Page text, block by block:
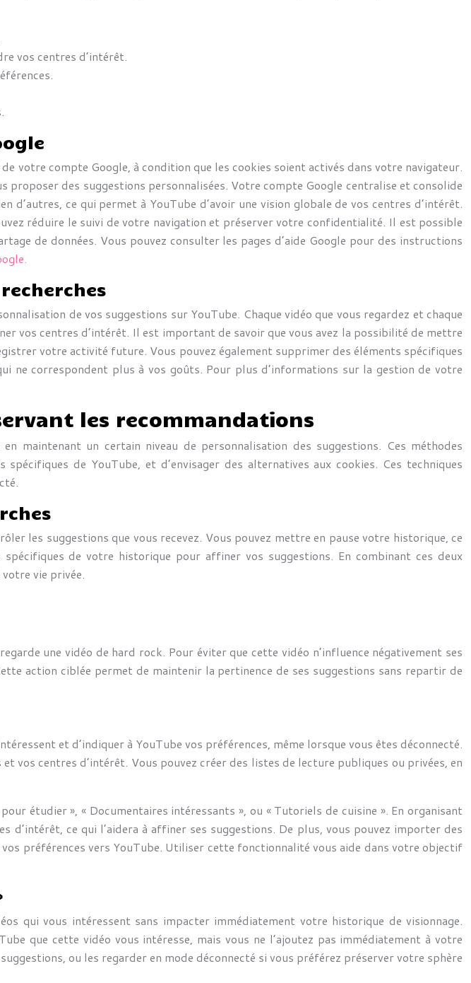
vos centres d’intérêt.
votre compte Google, à condition que les cookies soient activés dans votre navigateur.
proposer des suggestions personnalisées. Votre compte Google centralise et consolide
d’autres, ce qui permet à YouTube d’avoir une vision globale de vos centres d’intérêt.
réduire le suivi de votre navigation et préserver votre confidentialité. Il est possible
de données. Vous pouvez consulter les pages d’aide Google pour des instructions
de vos suggestions sur YouTube. Chaque vidéo que vous regardez et chaque
vos centres d’intérêt. Il est important de savoir que vous avez la possibilité de mettre
votre activité future. Vous pouvez également supprimer des éléments spécifiques
ne correspondent plus à vos goûts. Pour plus d’informations sur la gestion de votre
les recommandations
maintenant un certain niveau de personnalisation des suggestions. Ces méthodes
de YouTube, et d’envisager des alternatives aux cookies. Ces techniques
les suggestions que vous recevez. Vous pouvez mettre en pause votre historique, ce
de votre historique pour affiner vos suggestions. En combinant ces deux
vie privée.
une vidéo de hard rock. Pour éviter que cette vidéo n’influence négativement ses
action ciblée permet de maintenir la pertinence de ses suggestions sans repartir de
et d’indiquer à YouTube vos préférences, même lorsque vous êtes déconnecté.
vos centres d’intérêt. Vous pouvez créer des listes de lecture publiques ou privées, en
étudier », « Documentaires intéressants », ou « Tutoriels de cuisine ». En organisant
ce qui l’aidera à affiner ses suggestions. De plus, vous pouvez importer des
préférences vers YouTube. Utiliser cette fonctionnalité vous aide dans votre objectif
qui vous intéressent sans impacter immédiatement votre historique de visionnage.
que cette vidéo vous intéresse, mais vous ne l’ajoutez pas immédiatement à votre
ou les regarder en mode déconnecté si vous préférez préserver votre sphère